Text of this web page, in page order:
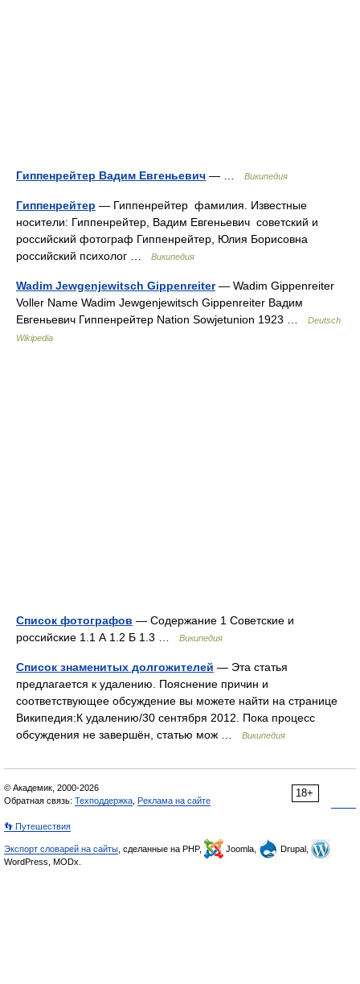
Гиппенрейтер Вадим Евгеньевич — … Википедия
Гиппенрейтер — Гиппенрейтер фамилия. Известные
носители: Гиппенрейтер, Вадим Евгеньевич советский и
российский фотограф Гиппенрейтер, Юлия Борисовна
российский психолог …
Википедия
Wadim Jewgenjewitsch Gippenreiter— Wadim Gippenreiter
Voller Name Wadim Jewgenjewitsch Gippenreiter Вадим
Евгеньевич Гиппенрейтер Nation Sowjetunion 1923 …
Deutsch
Wikipedia
Список фотографов — Содержание 1 Советские и
российские 1.1 А 1.2 Б 1.3 …
Википедия
Список знаменитых долгожителей — Эта статья
предлагается к удалению. Пояснение причин и
соответствующее обсуждение вы можете найти на странице
Википедия:К удалению/30 сентября 2012. Пока процесс
обсуждения не завершён, статью мож …
Википедия
18+
© Академик, 2000-2026
Обратная связь: Техподдержка Реклама на сайте
👣 Путешествия
Экспорт словарей на сайты , сделанные на PHP, Joomla,
Drupal,
WordPress, MODx.